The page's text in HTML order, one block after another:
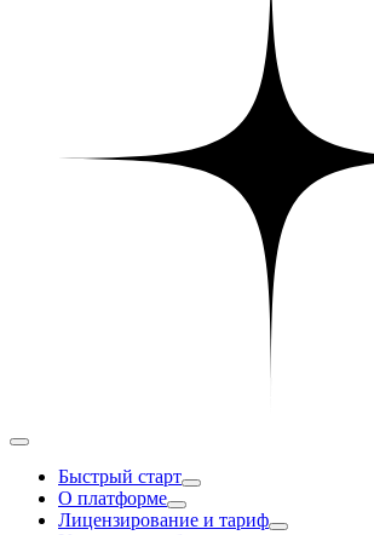
Быстрый старт
О платформе
Лицензирование и тариф